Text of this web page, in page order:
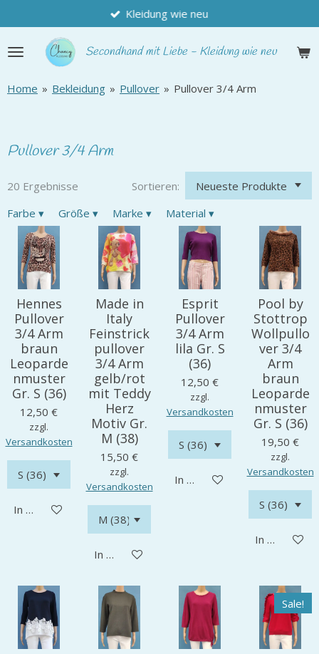
Hauptinhalt
springen
Secondhandmit Liebe - Kleidung wie neu
Kleidung wie neu
Home » Bekleidung » Pullover » Pullover 3/4 Arm
Pullover 3/4 Arm
20 Ergebnisse
Sortieren:
Farbe ▾ Größe ▾ Marke ▾ Material ▾
Hennes
Pullover
3/4 Arm
braun
Leoparde
nmuster
Gr. S (36)
12,50 €
zzgl.
Versandkosten
In den Warenkorb
Made in
Italy
Feinstrick
pullover
3/4 Arm
gelb/rot
mit Teddy
Herz
Motiv Gr.
M (38)
15,50 €
zzgl.
Versandkosten
In den Warenkorb
Esprit
Pullover
3/4 Arm
lila Gr. S
(36)
12,50 €
zzgl.
Versandkosten
In den Warenkorb
Pool by
Stottrop
Wollpullo
ver 3/4
Arm
braun
Leoparde
nmuster
Gr. S (36)
19,50 €
zzgl.
Versandkosten
In den
Sale!